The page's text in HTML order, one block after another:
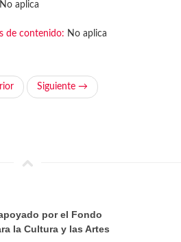
No aplica
de contenido: No aplica
Siguiente →
por el Fondo
la Cultura y las Artes